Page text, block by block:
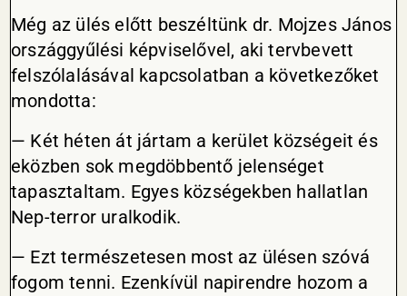
Még az ülés előtt beszéltünk dr. Mojzes János
országgyűlési képviselővel, aki tervbevett
felszólalásával kapcsolatban a következőket
mondotta:
— Két héten át jártam a kerület községeit és
eközben sok megdöbbentő jelenséget
tapasztaltam. Egyes községekben hallatlan
Nep-terror uralkodik.
— Ezt természetesen most az ülésen szóvá
fogom tenni. Ezenkívül napirendre hozom a